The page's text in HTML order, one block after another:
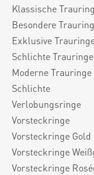
Klassische
Besondere
Exklusive
Schlichte Trauringe
Moderne Trauringe
Schlichte
Verlobungsringe
Vorsteckringe
Vorsteckringe Gold
Vorsteckringe
Vorsteckringe